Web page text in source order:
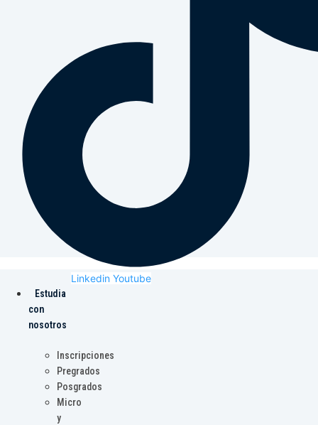
Linkedin Youtube
Estudia
con
nosotros
Inscripciones
Pregrados
Posgrados
Micro
y